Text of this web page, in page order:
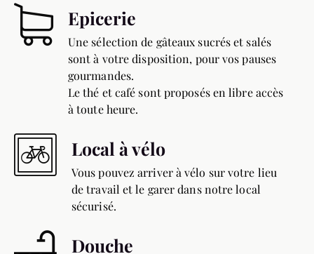
Epicerie
Une sélection de gâteaux sucrés et salés
sont à votre disposition, pour vos pauses
gourmandes.
Le thé et café sont proposés en libre accès
à toute heure.
Local à vélo
Vous pouvez arriver à vélo sur votre lieu
de travail et le garer dans notre local
sécurisé.
Douche